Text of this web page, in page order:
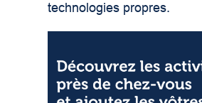
technologies propres.